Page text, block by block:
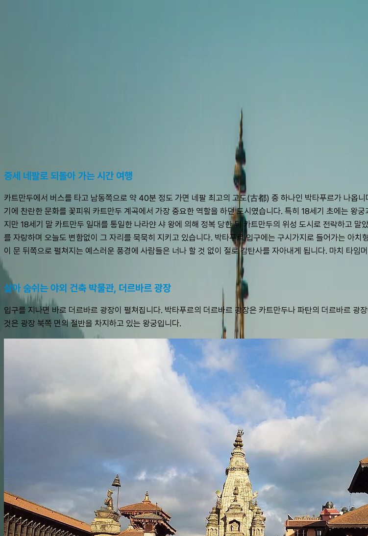
중세 네팔로 되돌아 가는 시간 여행
카트만두에서 버스를 타고 남동쪽으로 약 40분 정도 가면 네팔 최고의 고도(古都) 중 하나인 박타푸르가 나옵
기에 찬란한 문화를 꽃피워 카트만두 계곡에서 가장 중요한 역할을 하던 도시였습니다. 특히 18세기 초에는 왕
지만 18세기 말 카트만두 일대를 통일한 나라얀 샤 왕에 의해 정복 당한 뒤 카트만두의 위성 도시로 전락하고
를 자랑하며 오늘도 변함없이 그 자리를 묵묵히 지키고 있습니다. 박타푸르 입구에는 구시가지로 들어가는 아
이 문 뒤쪽으로 펼쳐지는 예스러운 풍경에 사람들은 너나 할 것 없이 절로 감탄사를 자아내게 됩니다. 마치 타임
살아 숨쉬는 야외 건축 박물관, 더르바르 광장
입구를 지나면 바로 더르바르 광장이 펼쳐집니다. 박타푸르의 더르바르 광장은 카트만두나 파탄의 더르바르
것은 광장 북쪽 면의 절반을 차지하고 있는 왕궁입니다.